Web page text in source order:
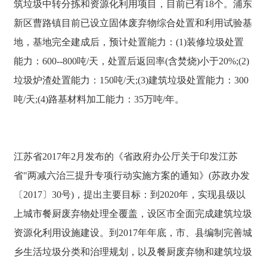
筑垃圾中转分拣和资源化利用项目，目前已有18个。浦东
新区曹路镇目前已设立固体废弃物综合处置和利用试验基
地，基地完全建成后，预计处置能力：(1)装修垃圾处置
能力：600--800吨/天，处置后返回率(含焚烧)小于20%;(2)
垃圾炉渣处置能力：150吨/天;(3)建筑垃圾处置能力：300
吨/天;(4)路基材料加工能力：35万吨/年。
江苏省2017年2月发布的《省政府办公厅关于印发江苏
省"两减六治三提升专项行动实施方案的通知》(苏政办发
〔2017〕30号)，提出主要目标：到2020年，实现县级以
上城市餐厨废弃物处理全覆盖，设区市全面完成建筑垃圾
资源化利用设施建设。到2017年年底，市、县编制完善城
乡生活垃圾分类和治理规划，以及餐厨废弃物和建筑垃圾